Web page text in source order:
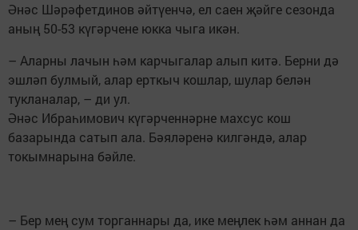
Әнәс Шәрәфетдинов әйтүенчә, ел саен җәйге сезонда
аның 50-53 күгәрчене юкка чыга икән.
– Аларны лачын һәм карчыгалар алып китә. Берни дә
эшләп булмый, алар ерткыч кошлар, шулар белән
тукланалар, – ди ул.
Әнәс Ибраһимович күгәрченнәрне махсус кош
базарында сатып ала. Бәяләренә килгәндә, алар
токымнарына бәйле.
– Бер мең сум торганнары да, ике меңлек һәм аннан да